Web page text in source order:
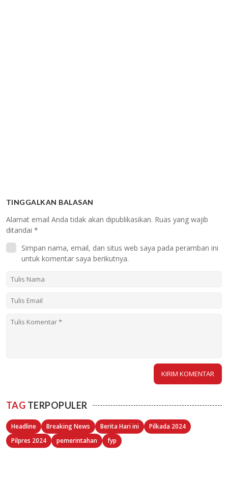
TINGGALKAN BALASAN
Alamat email Anda tidak akan dipublikasikan. Ruas yang wajib
ditandai *
Simpan nama, email, dan situs web saya pada peramban ini
untuk komentar saya berikutnya.
TAG TERPOPULER
Headline Breaking News Berita Hari ini
Pilkada 2024
Pilpres 2024
pemerintahan fyp